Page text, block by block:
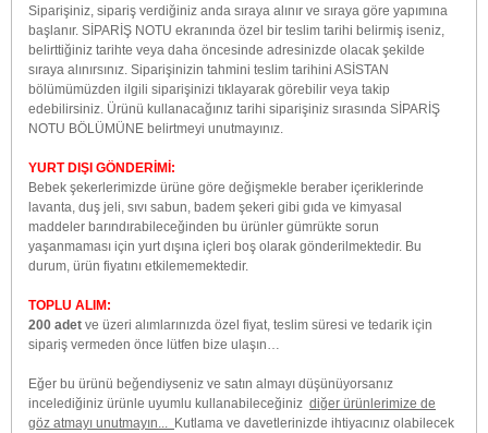
Siparişiniz, sipariş verdiğiniz anda sıraya alınır ve sıraya göre yapımına
başlanır. SİPARİŞ NOTU ekranında özel bir teslim tarihi belirmiş iseniz,
belirttiğiniz tarihte veya daha öncesinde adresinizde olacak şekilde
sıraya alınırsınız. Siparişinizin tahmini teslim tarihini ASİSTAN
bölümümüzden ilgili siparişinizi tıklayarak görebilir veya takip
edebilirsiniz. Ürünü kullanacağınız tarihi siparişiniz sırasında SİPARİŞ
NOTU BÖLÜMÜNE belirtmeyi unutmayınız.
YURT DIŞI GÖNDERİMİ:
Bebek şekerlerimizde ürüne göre değişmekle beraber içeriklerinde
lavanta, duş jeli, sıvı sabun, badem şekeri gibi gıda ve kimyasal
maddeler barındırabileceğinden bu ürünler gümrükte sorun
yaşanmaması için yurt dışına içleri boş olarak gönderilmektedir. Bu
durum, ürün fiyatını etkilememektedir.
TOPLU ALIM:
200 adet ve üzeri alımlarınızda özel fiyat, teslim süresi ve tedarik için
sipariş vermeden önce lütfen bize ulaşın…
Eğer bu ürünü beğendiyseniz ve satın almayı düşünüyorsanız
incelediğiniz ürünle uyumlu kullanabileceğiniz diğer ürünlerimize de
göz atmayı unutmayın... Kutlama ve davetlerinizde ihtiyacınız olabilecek